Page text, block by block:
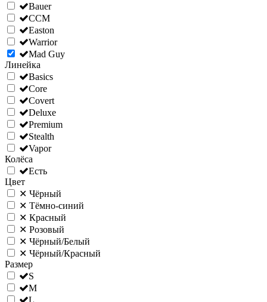
Bauer
CCM
Easton
Warrior
Mad Guy
Линейка
Basics
Core
Covert
Deluxe
Premium
Stealth
Vapor
Колёса
Есть
Цвет
✕ Чёрный
✕ Тёмно-синий
✕ Красный
✕ Розовый
✕ Чёрный/Белый
✕ Чёрный/Красный
Размер
S
M
L